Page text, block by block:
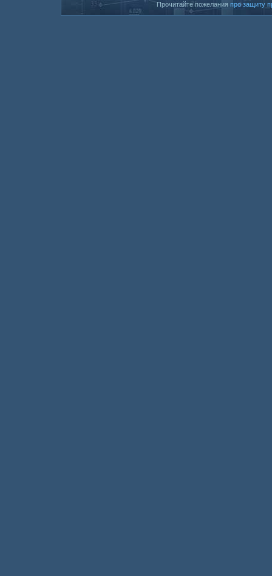
Прочитайте пожелания про защиту